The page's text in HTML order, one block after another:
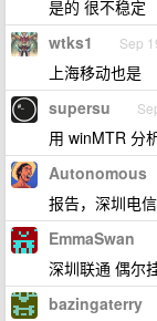
是的 很不稳定
wtks1 Sep
上海移动也是
supersu
用 winMTR 分
Autonomous
报告，深圳电
EmmaSwan
深圳联通 偶尔
bazingaterry